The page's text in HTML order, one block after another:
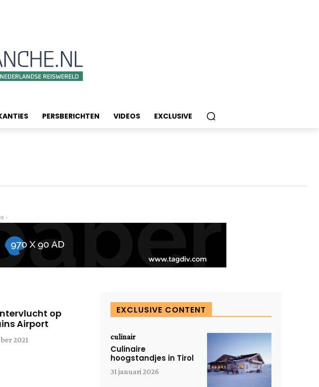
PERSBERICHTEN VIDEOS EXCLUSIVE
-
op
Airport
2021
EXCLUSIVE CONTENT
culinair
Culinaire
hoogstandjes in Tirol
31 januari 2026